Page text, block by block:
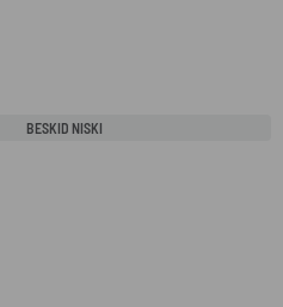
BESKID NISKI